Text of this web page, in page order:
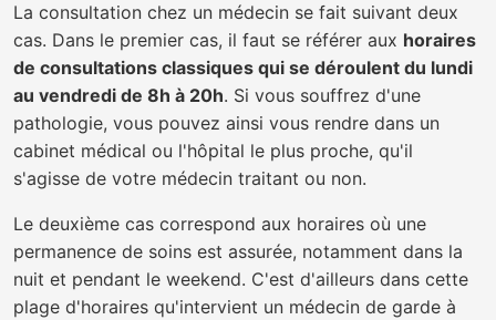
La consultation chez un médecin se fait suivant deux
cas. Dans le premier cas, il faut se référer aux horaires
de consultations classiques qui se déroulent du lundi
au vendredi de 8h à 20h. Si vous souffrez d'une
pathologie, vous pouvez ainsi vous rendre dans un
cabinet médical ou l'hôpital le plus proche, qu'il
s'agisse de votre médecin traitant ou non.
Le deuxième cas correspond aux horaires où une
permanence de soins est assurée, notamment dans la
nuit et pendant le weekend. C'est d'ailleurs dans cette
plage d'horaires qu'intervient un médecin de garde à